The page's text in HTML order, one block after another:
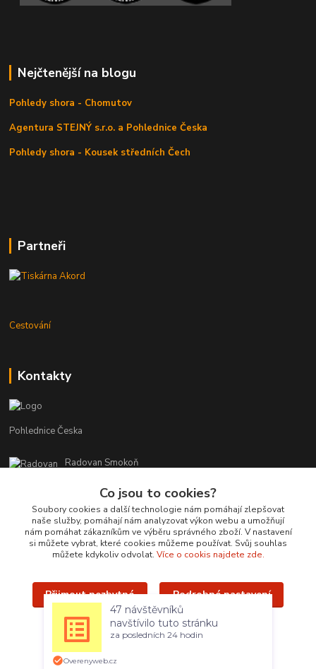
Nejčtenější na blogu
Pohledy shora - Chomutov
Agentura STEJNÝ s.r.o. a Pohlednice Česka
Pohledy shora - Kousek středních Čech
Partneři
Cestování
Kontakty
Pohlednice Česka
Radovan Smokoň
r.smokon@pohlednicecr.cz
Upravit sběr cookies.
Vytvořeno na
Co jsou to cookies?
Soubory cookies a další technologie nám pomáhají zlepšovat
naše služby, pomáhají nám analyzovat výkon webu a umožňují
nám pomáhat zákazníkům ve výběru správného zboží. V nastavení
si můžete vybrat, které cookies můžeme používat. Svůj souhlas
můžete kdykoliv odvolat. Více o cookis najdete zde.
Přijmout nezbytné Podrobné nastavení
Přijmout všechny
47 návštěvníků
navštívilo tuto stránku
za posledních 24 hodin
Overenyweb.cz